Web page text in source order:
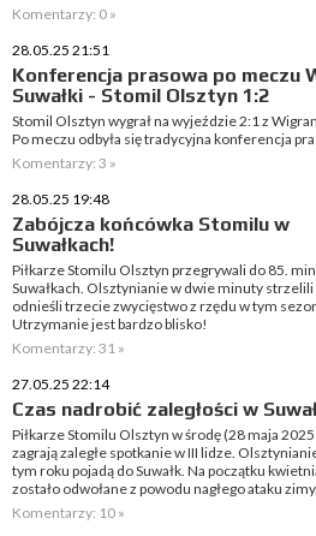
Komentarzy: 0 »
28.05.25 21:51
Konferencja prasowa po meczu
Suwałki - Stomil Olsztyn 1:2
Stomil Olsztyn wygrał na wyjeździe 2:1 z
Po meczu odbyła się tradycyjna konferencja
Komentarzy: 3 »
28.05.25 19:48
Zabójcza końcówka Stomilu w
Suwałkach!
Piłkarze Stomilu Olsztyn przegrywali do 85.
Suwałkach. Olsztynianie w dwie minuty strzelili
odnieśli trzecie zwycięstwo z rzędu w tym
Utrzymanie jest bardzo blisko!
Komentarzy: 31 »
27.05.25 22:14
Czas nadrobić zaległości w
Piłkarze Stomilu Olsztyn w środę (28 maja
zagrają zaległe spotkanie w III lidze.
tym roku pojadą do Suwałk. Na początku
zostało odwołane z powodu nagłego ataku zimy.
Komentarzy: 10 »